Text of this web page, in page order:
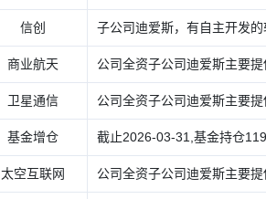
信创 子公司迪爱斯，有自主开发
商业航天 公司全资子公司迪爱斯主要
卫星通信 公司全资子公司迪爱斯主要
基金增仓 截止2026-03-31,基金持仓
太空互联网 公司全资子公司迪爱斯主要